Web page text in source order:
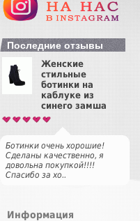
Последние отзывы
Женские
стильные
ботинки на
каблуке из
синего замша
Ботинки очень хорошие!
Сделаны качественно, я
довольна покупкой!!!!
Спасибо за хо..
Информация